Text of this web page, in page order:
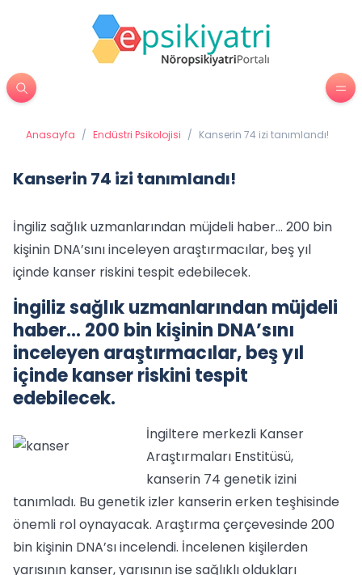
Anasayfa / Endüstri Psikolojisi / Kanserin 74 izi tanımlandı!
Kanserin 74 izi tanımlandı!
İngiliz sağlık uzmanlarından müjdeli haber... 200 bin
kişinin DNA’sını inceleyen araştırmacılar, beş yıl
içinde kanser riskini tespit edebilecek.
İngiliz sağlık uzmanlarından müjdeli
haber... 200 bin kişinin DNA’sını
inceleyen araştırmacılar, beş yıl
içinde kanser riskini tespit
edebilecek.
İngiltere merkezli Kanser
Araştırmaları Enstitüsü,
kanserin 74 genetik izini
tanımladı. Bu genetik izler kanserin erken teşhisinde
önemli rol oynayacak. Araştırma çerçevesinde 200
bin kişinin DNA’sı incelendi. İncelenen kişilerden
yarısının kanser, yarısının ise sağlıklı oldukları